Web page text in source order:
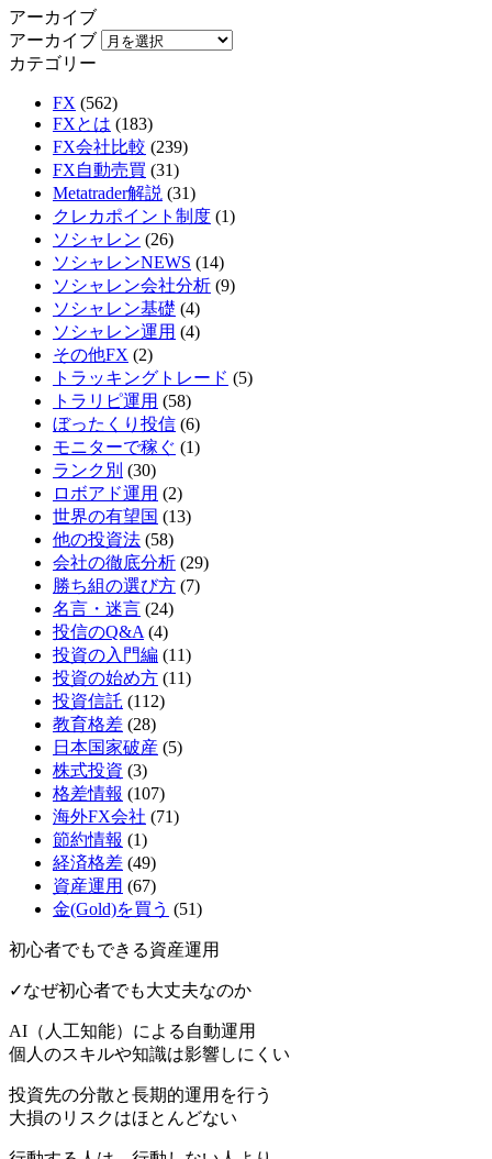
アーカイブ
アーカイブ
カテゴリー
FX (562)
FXとは (183)
FX会社比較 (239)
FX自動売買 (31)
Metatrader解説 (31)
クレカポイント制度 (1)
ソシャレン (26)
ソシャレンNEWS (14)
ソシャレン会社分析 (9)
ソシャレン基礎 (4)
ソシャレン運用 (4)
その他FX (2)
トラッキングトレード (5)
トラリピ運用 (58)
ぼったくり投信 (6)
モニターで稼ぐ (1)
ランク別 (30)
ロボアド運用 (2)
世界の有望国 (13)
他の投資法 (58)
会社の徹底分析 (29)
勝ち組の選び方 (7)
名言・迷言 (24)
投信のQ&A (4)
投資の入門編 (11)
投資の始め方 (11)
投資信託 (112)
教育格差 (28)
日本国家破産 (5)
株式投資 (3)
格差情報 (107)
海外FX会社 (71)
節約情報 (1)
経済格差 (49)
資産運用 (67)
金(Gold)を買う (51)
初心者でもできる資産運用
✓なぜ初心者でも大丈夫なのか
AI（人工知能）による 自動運用
個人のスキルや知識は影響しにくい
投資先の分散と長期的運用を行う
大損のリスクはほとんどない